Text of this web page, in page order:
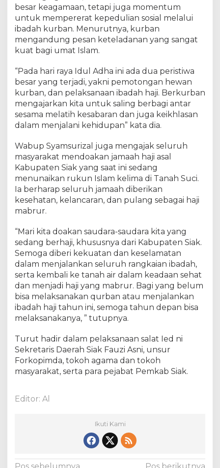
a
S
e
t
e
D
i
l
a
n
i
k
besar keagamaan, tetapi juga momentum
untuk mempererat kepedulian sosial melalui
ibadah kurban. Menurutnya, kurban
mengandung pesan keteladanan yang sangat
kuat bagi umat Islam.
“Pada hari raya Idul Adha ini ada dua peristiwa
besar yang terjadi, yakni pemotongan hewan
kurban, dan pelaksanaan ibadah haji. Berkurban
mengajarkan kita untuk saling berbagi antar
sesama melatih kesabaran dan juga keikhlasan
dalam menjalani kehidupan” kata dia.
Wabup Syamsurizal juga mengajak seluruh
masyarakat mendoakan jamaah haji asal
Kabupaten Siak yang saat ini sedang
menunaikan rukun Islam kelima di Tanah Suci.
Ia berharap seluruh jamaah diberikan
kesehatan, kelancaran, dan pulang sebagai haji
mabrur.
“Mari kita doakan saudara-saudara kita yang
sedang berhaji, khususnya dari Kabupaten Siak.
Semoga diberi kekuatan dan keselamatan
dalam menjalankan seluruh rangkaian ibadah,
serta kembali ke tanah air dalam keadaan sehat
dan menjadi haji yang mabrur. Bagi yang belum
bisa melaksanakan qurban atau menjalankan
ibadah haji tahun ini, semoga tahun depan bisa
melaksanakanya, ” tutupnya.
Turut hadir dalam pelaksanaan salat Ied ni
Sekretaris Daerah Siak Fauzi Asni, unsur
Forkopimda, tokoh agama dan tokoh
masyarakat, serta para pejabat Pemkab Siak.
Editor: Al
Ikuti Kami